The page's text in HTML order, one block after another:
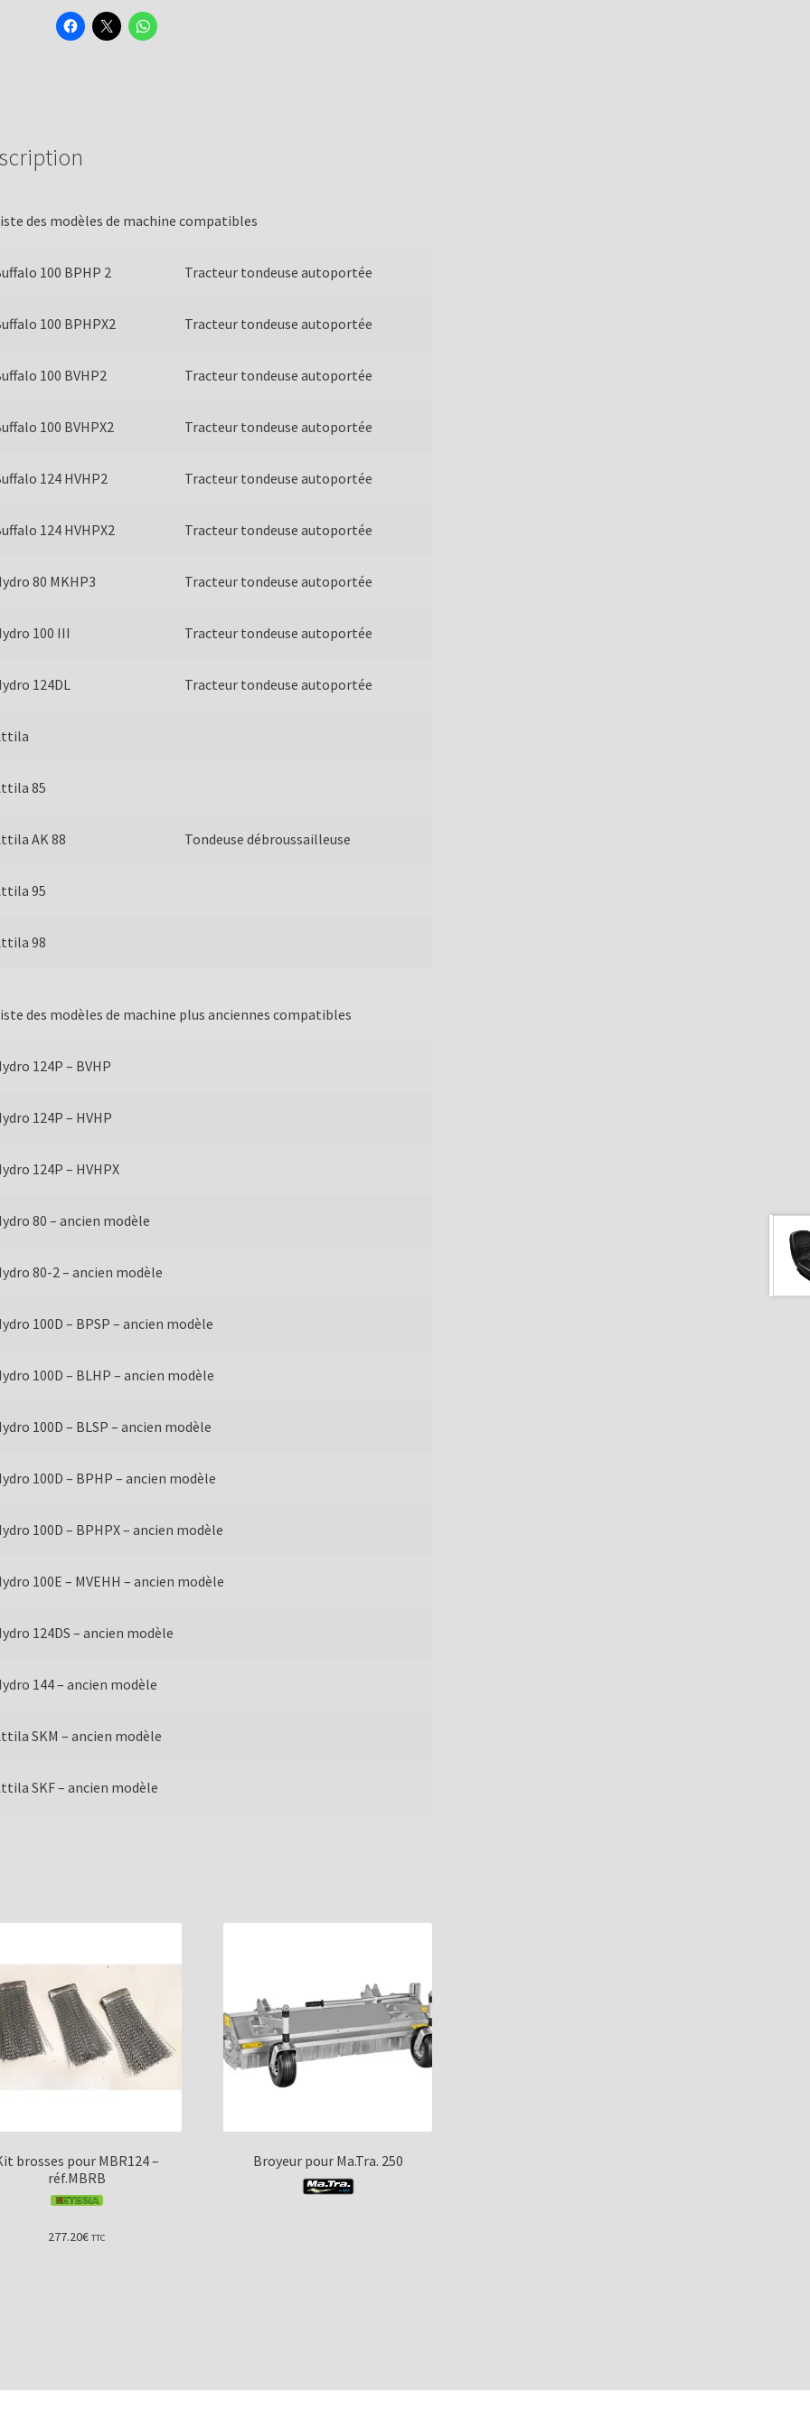
des modèles de machine compatibles
100 BPHP 2 Tracteur tondeuse autoportée
100 BPHPX2 Tracteur tondeuse autoportée
100 BVHP2 Tracteur tondeuse autoportée
100 BVHPX2 Tracteur tondeuse autoportée
124 HVHP2 Tracteur tondeuse autoportée
124 HVHPX2 Tracteur tondeuse autoportée
80 MKHP3 Tracteur tondeuse autoportée
100 III Tracteur tondeuse autoportée
124DL Tracteur tondeuse autoportée
85
AK 88 Tondeuse débroussailleuse
95
98
des modèles de machine plus anciennes compatibles
124P – BVHP
124P – HVHP
124P – HVHPX
80 – ancien modèle
80-2 – ancien modèle
100D – BPSP – ancien modèle
100D – BLHP – ancien modèle
100D – BLSP – ancien modèle
100D – BPHP – ancien modèle
100D – BPHPX – ancien modèle
100E – MVEHH – ancien modèle
124DS – ancien modèle
144 – ancien modèle
SKM – ancien modèle
SKF – ancien modèle
brosses pour MBR124 –
réf.MBRB
277.20€ TTC
Broyeur pour Ma.Tra. 250